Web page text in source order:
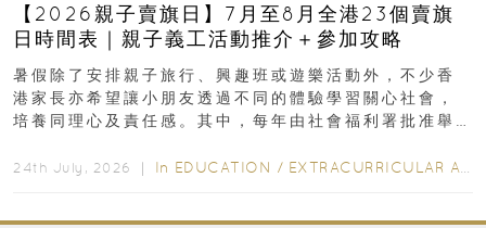
【2026親子賣旗日】7月至8月全港23個賣旗
日時間表｜親子義工活動推介＋參加攻略
暑假除了安排親子旅行、興趣班或遊樂活動外，不少香
港家長亦希望讓小朋友透過不同的體驗學習關心社會，
培養同理心及責任感。其中，每年由社會福利署批准舉
24th July, 2026 ｜ In EDUCATION / EXTRACURRICULAR ACTIVITIES